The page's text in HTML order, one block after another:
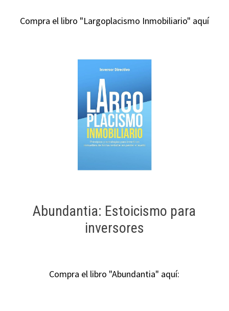
Compra el libro "Largoplacismo Inmobiliario" aquí
Abundantia: Estoicismo para
inversores
Compra el libro "Abundantia" aquí: